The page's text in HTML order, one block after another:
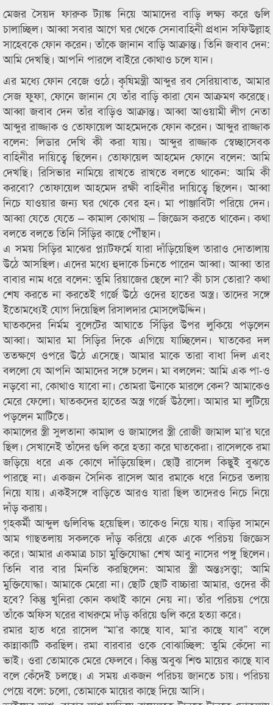
মেজর সৈয়দ ফারুক ট্যাঙ্ক নিয়ে আমাদের বাড়ি লক্ষ্য করে গুলি
চালাচ্ছিল। আব্বা সবার আগে ঘর থেকে সেনাবাহিনী প্রধান সফিউল্লাহ
সাহেবকে ফোন করেন। তাঁকে জানান বাড়ি আক্রান্ত। তিনি জবাব দেন:
আমি দেখছি। আপনি পারলে বাইরে কোথাও চলে যান।
এর মধ্যে ফোন বেজে ওঠে। কৃষিমন্ত্রী আব্দুর রব সেরিয়াবাত, আমার
সেজ ফুফা, ফোনে জানান যে তাঁর বাড়ি কারা যেন আক্রমণ করেছে।
আব্বা জবাব দেন তাঁর বাড়িও আক্রান্ত। আব্বা আওয়ামী লীগ নেতা
আব্দুর রাজ্জাক ও তোফায়েল আহমেদকে ফোন করেন। আব্দুর রাজ্জাক
বলেন: লিডার দেখি কী করা যায়। আব্দুর রাজ্জাক স্বেচ্ছাসেবক
বাহিনীর দায়িত্বে ছিলেন। তোফায়েল আহমেদ ফোনে বলেন: আমি
দেখছি। রিসিভার নামিয়ে রাখতে রাখতে বলতে থাকেন: আমি কী
করবো? তোফায়েল আহমেদ রক্ষী বাহিনীর দায়িত্বে ছিলেন। আব্বা
নিচে যাওয়ার জন্য ঘর থেকে বের হন। মা পাঞ্জাবিটা পরিয়ে দেন।
আব্বা যেতে যেতে – কামাল কোথায় – জিজ্ঞেস করতে থাকেন। কথা
বলতে বলতে তিনি সিঁড়ির কাছে পৌঁছান।
এ সময় সিড়ির মাঝের প্ল্যাটফর্মে যারা দাঁড়িয়েছিল তারাও দোতালায়
উঠে আসছিল। এদের মধ্যে হুদাকে চিনতে পারেন আব্বা। আব্বা তার
বাবার নাম ধরে বলেন: তুমি রিয়াজের ছেলে না? কী চাস তোরা? কথা
শেষ করতে না করতেই গর্জে উঠে ওদের হাতের অস্ত্র। তাদের সঙ্গে
ইতোমধ্যেই যোগ দিয়েছিল রিসালদার মোসলেউদ্দিন।
ঘাতকদের নির্মম বুলেটের আঘাতে সিঁড়ির উপর লুকিয়ে পড়লেন
আব্বা। আমার মা সিড়ির দিকে এগিয়ে যাচ্ছিলেন। ঘাতকের দল
ততক্ষণে ওপরে উঠে এসেছে। আমার মাকে তারা বাধা দিল এবং
বললো যে আপনি আমাদের সঙ্গে চলেন। মা বললেন: আমি এক পা-ও
নড়বো না, কোথাও যাবো না। তোমরা উনাকে মারলে কেন? আমাকেও
মেরে ফেলো। ঘাতকদের হাতের অস্ত্র গর্জে উঠলো। আমার মা লুটিয়ে
পড়লেন মাটিতে।
কামালের স্ত্রী সুলতানা কামাল ও জামালের স্ত্রী রোজী জামাল মা’র ঘরে
ছিল। সেখানেই তাঁদের গুলি করে হত্যা করে ঘাতকেরা। রাসেলকে রমা
জড়িয়ে ধরে এক কোণে দাঁড়িয়েছিল। ছোট্ট রাসেল কিছুই বুঝতে
পারছে না। একজন সৈনিক রাসেল আর রমাকে ধরে নিচের তলায়
নিয়ে যায়। একইসঙ্গে বাড়িতে আরও যারা ছিল তাদেরও নিচে নিয়ে
দাঁড় করায়।
গৃহকর্মী আব্দুল গুলিবিদ্ধ হয়েছিল। তাকেও নিয়ে যায়। বাড়ির সামনে
আম গাছতলায় সকলকে দাঁড় করিয়ে একে একে পরিচয় জিজ্ঞেস
করে। আমার একমাত্র চাচা মুক্তিযোদ্ধা শেখ আবু নাসের পঙ্গু ছিলেন।
তিনি বার বার মিনতি করছিলেন: আমার স্ত্রী অন্তঃসত্ত্বা; আমি
মুক্তিযোদ্ধা। আমাকে মেরো না। ছোট ছোট বাচ্চারা আমার, ওদের কী
হবে? কিন্তু খুনিরা কোন কথাই কানে নেয় না। তাঁর পরিচয় পেয়ে
তাঁকে অফিস ঘরের বাথরুমে দাঁড় করিয়ে গুলি করে হত্যা করে।
রমার হাত ধরে রাসেল “মা’র কাছে যাব, মা’র কাছে যাব” বলে
কান্নাকাটি করছিল। রমা বারবার ওকে বোঝাচ্ছিল: তুমি কেঁদো না
ভাই। ওরা তোমাকে মেরে ফেলবে। কিন্তু অবুঝ শিশু মায়ের কাছে যাব
বলে কেঁদেই চলছে। এ সময় একজন পরিচয় জানতে চায়। পরিচয়
পেয়ে বলে: চলো, তোমাকে মায়ের কাছে দিয়ে আসি।